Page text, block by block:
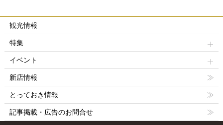
観光情報
特集
イベント
新店情報
とっておき情報
記事掲載・広告のお問合せ